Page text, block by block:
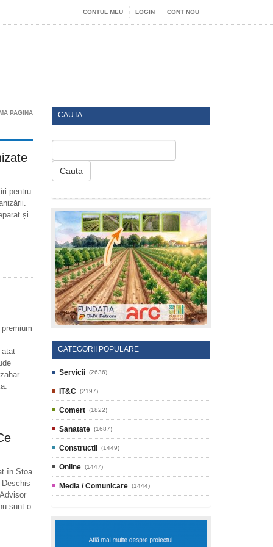
CONTUL MEU LOGIN CONT NOU
PAGINA
pentru
și
atat
în Stoa
sunt o
CAUTA
Cauta
CATEGORII POPULARE
Servicii (2636)
IT&C (2197)
Comert (1822)
Sanatate (1687)
Constructii (1449)
Online (1447)
Media / Comunicare (1444)